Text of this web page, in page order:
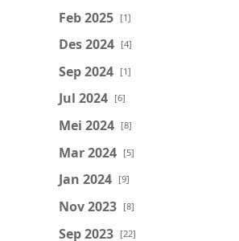
Feb 2025 [1]
Des 2024 [4]
Sep 2024 [1]
Jul 2024 [6]
Mei 2024 [8]
Mar 2024 [5]
Jan 2024 [9]
Nov 2023 [8]
Sep 2023 [22]